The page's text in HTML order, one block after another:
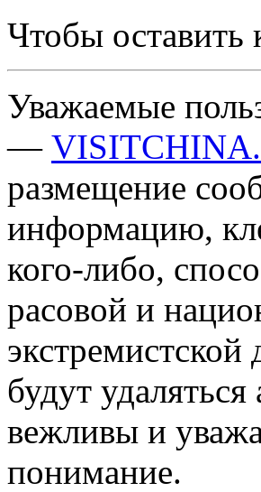
Чтобы оставить
Уважаемые
—
размещение
информацию,
кого-либо,
расовой и
будут
вежливы и
понимание.